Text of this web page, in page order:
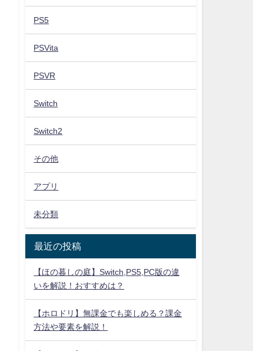
PS5
PSVita
PSVR
Switch
Switch2
その他
アプリ
未分類
最近の投稿
【ほの暮しの庭】Switch,PS5,PC版の違
いを解説！おすすめは？
【ホロドリ】無課金でも楽しめる？課金
方法や要素を解説！